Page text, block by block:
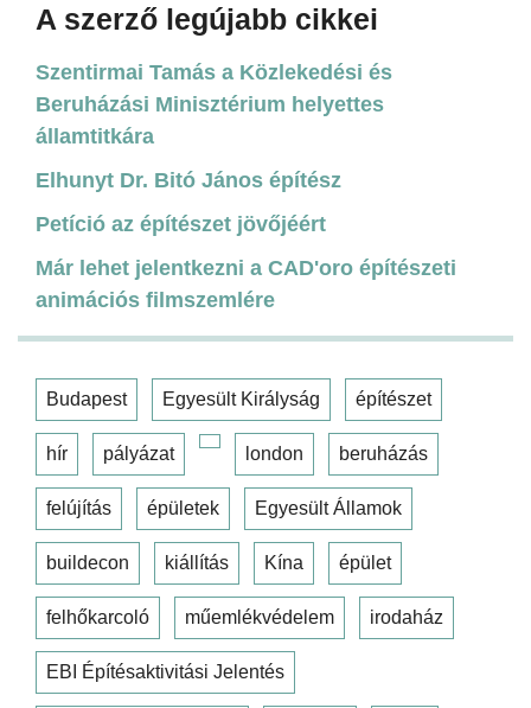
A szerző legújabb cikkei
Szentirmai Tamás a Közlekedési és
Beruházási Minisztérium helyettes
államtitkára
Elhunyt Dr. Bitó János építész
Petíció az építészet jövőjéért
Már lehet jelentkezni a CAD'oro építészeti
animációs filmszemlére
Budapest Egyesült Királyság építészet
hír pályázat london beruházás
felújítás épületek Egyesült Államok
buildecon kiállítás Kína épület
felhőkarcoló műemlékvédelem irodaház
EBI Építésaktivitási Jelentés